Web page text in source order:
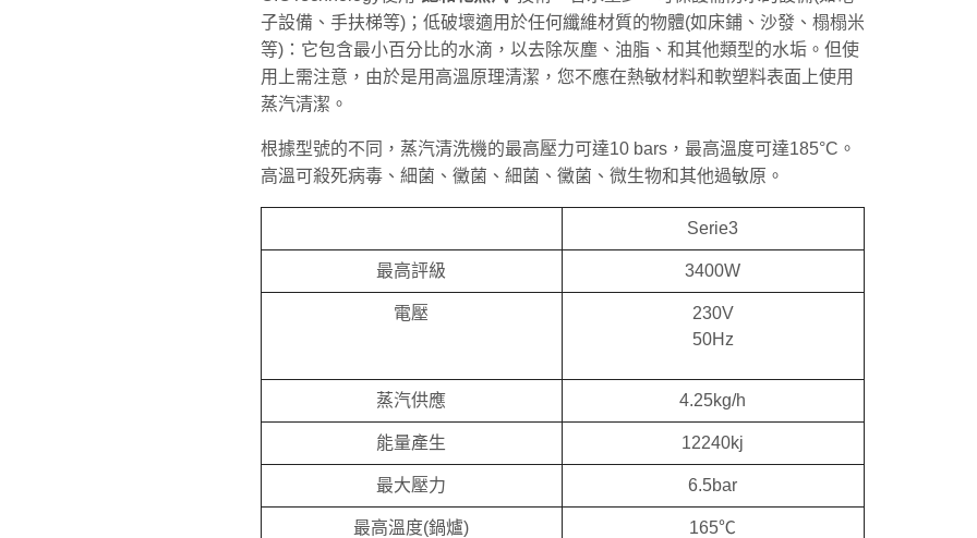
子設備、手扶梯等)；低破壞適用於任何纖維材質的物體(如床鋪、沙發、榻榻米
等)：它包含最小百分比的水滴，以去除灰塵、油脂、和其他類型的水垢。但使
用上需注意，由於是用高溫原理清潔，您不應在熱敏材料和軟塑料表面上使用
蒸汽清潔。
根據型號的不同，蒸汽清洗機的最高壓力可達10 bars，最高溫度可達185°C。
高溫可殺死病毒、細菌、黴菌、細菌、黴菌、微生物和其他過敏原。
Serie3
最高評級 3400W
電壓
230V
50Hz
蒸汽供應 4.25kg/h
能量產生 12240kj
最大壓力 6.5bar
最高溫度(鍋爐) 165℃